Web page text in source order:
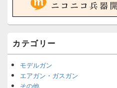
カテゴリー
モデルガン
エアガン・ガスガン
その他